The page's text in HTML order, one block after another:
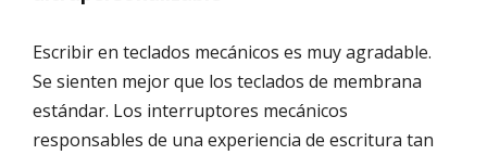
Escribir en teclados mecánicos es muy agradable.
Se sienten mejor que los teclados de membrana
estándar. Los interruptores mecánicos
responsables de una experiencia de escritura tan